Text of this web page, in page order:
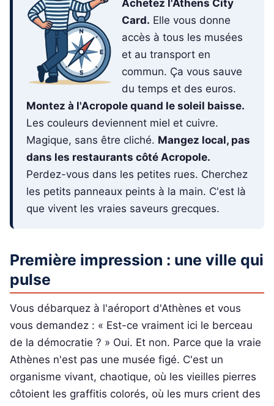
Achetez l'Athens City
Card. Elle vous donne
accès à tous les musées
et au transport en
commun. Ça vous sauve
du temps et des euros.
Montez à l'Acropole quand le soleil baisse.
Les couleurs deviennent miel et cuivre.
Magique, sans être cliché. Mangez local, pas
dans les restaurants côté Acropole.
Perdez-vous dans les petites rues. Cherchez
les petits panneaux peints à la main. C'est là
que vivent les vraies saveurs grecques.
Première impression : une ville qui
pulse
Vous débarquez à l'aéroport d'Athènes et vous
vous demandez : « Est-ce vraiment ici le berceau
de la démocratie ? » Oui. Et non. Parce que la vraie
Athènes n'est pas une musée figé. C'est un
organisme vivant, chaotique, où les vieilles pierres
côtoient les graffitis colorés, où les murs crient des